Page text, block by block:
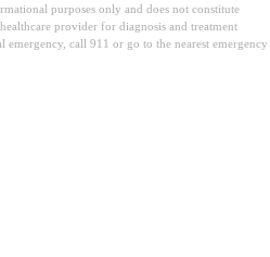
purposes only and does not constitute
provider for diagnosis and treatment
call 911 or go to the nearest emergency